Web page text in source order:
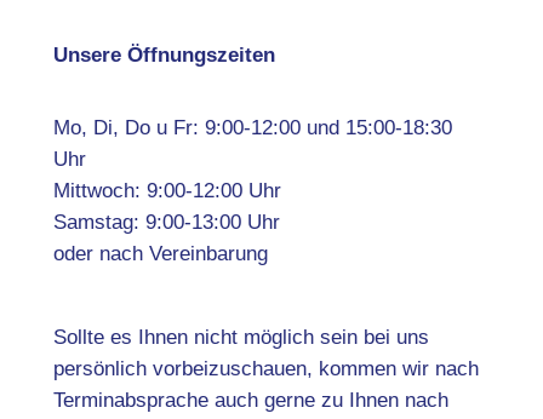
Unsere Öffnungszeiten
Mo, Di, Do u Fr: 9:00-12:00 und 15:00-18:30
Uhr
Mittwoch: 9:00-12:00 Uhr
Samstag: 9:00-13:00 Uhr
oder nach Vereinbarung
Sollte es Ihnen nicht möglich sein bei uns
persönlich vorbeizuschauen, kommen wir nach
Terminabsprache auch gerne zu Ihnen nach